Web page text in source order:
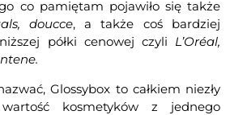
co pamiętam pojawiło się także
doucce, a także coś bardziej
półki cenowej czyli L’Oréal,
Glossybox to całkiem niezły
kosmetyków z jednego